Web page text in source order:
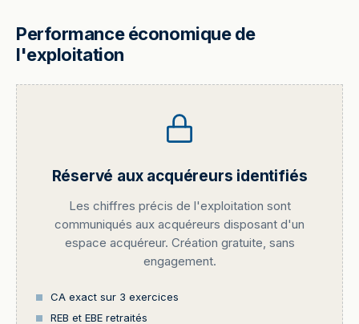
Performance économique de
l'exploitation
Réservé aux acquéreurs identifiés
Les chiffres précis de l'exploitation sont
communiqués aux acquéreurs disposant d'un
espace acquéreur. Création gratuite, sans
engagement.
CA exact sur 3 exercices
REB et EBE retraités